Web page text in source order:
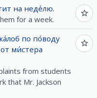
на неде́лю.
for a week.
по по́воду
от ми́стера
from students
that Mr. Jackson